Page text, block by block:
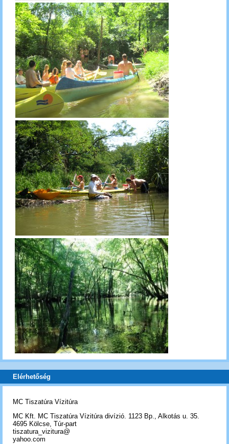
Elérhetőség
MC Tiszatúra Vízitúra
MC Kft. MC Tiszatúra Vízitúra divízió. 1123 Bp., Alkotás u. 35.
4695 Kölcse, Túr-part
tiszatura_vizitura@
yahoo.com